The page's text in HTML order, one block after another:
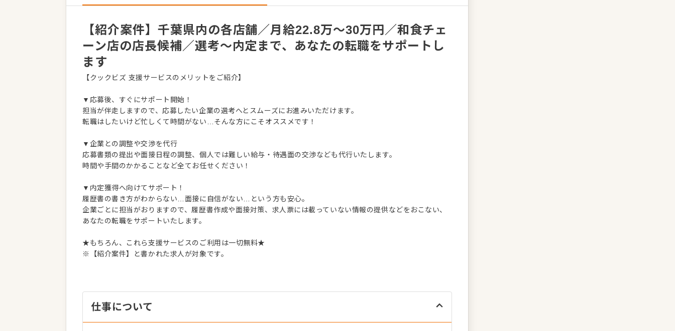
【紹介案件】千葉県内の各店舗／月給22.8万～30万円／和食チェ
ーン店の店長候補／選考～内定まで、あなたの転職をサポートし
ます
【クックビズ 支援サービスのメリットをご紹介】
▼応募後、すぐにサポート開始！
担当が伴走しますので、応募したい企業の選考へとスムーズにお進みいただけます。
転職はしたいけど忙しくて時間がない…そんな方にこそオススメです！
▼企業との調整や交渉を代行
応募書類の提出や面接日程の調整、個人では難しい給与・待遇面の交渉なども代行いたします。
時間や手間のかかることなど全てお任せください！
▼内定獲得へ向けてサポート！
履歴書の書き方がわからない…面接に自信がない…という方も安心。
企業ごとに担当がおりますので、履歴書作成や面接対策、求人票には載っていない情報の提供などをおこない、
あなたの転職をサポートいたします。
★もちろん、これら支援サービスのご利用は一切無料★
※【紹介案件】と書かれた求人が対象です。
仕事について